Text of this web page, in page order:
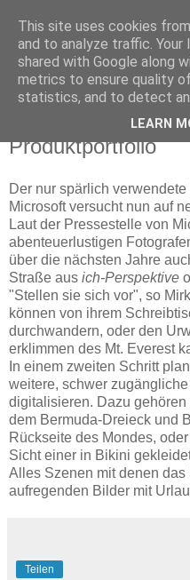
Bing Maps
Produktportfolio
Der nur spärlich
Microsoft versucht nun auf
Laut der Pressestelle von
abenteuerlustigen
über die nächsten Jahre
Straße aus ich-Perspektive
"Stellen sie sich vor", so
können von ihrem
durchwandern, oder den
erklimmen des Mt. Everest
In einem zweiten Schritt
weitere, schwer
digitalisieren. Dazu
dem Bermuda-Dreieck und
Rückseite des Mondes,
Sicht einer in Bikini
Alles Szenen mit denen
aufregenden Bilder mit
Teilen
This site uses cookies
and to analyze traffic. Your
shared with Google along
metrics to ensure quality
statistics, and to detect
LEARN